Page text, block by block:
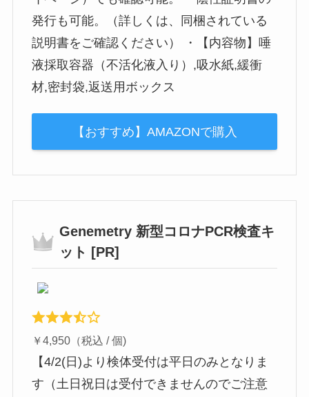
発行も可能。（詳しくは、同梱されている
説明書をご確認ください） ・【内容物】唾
液採取容器（不活化液入り）,吸水紙,緩衝
材,密封袋,返送用ボックス
【おすすめ】AMAZONで購入
Genemetry 新型コロナPCR検査キ
ット [PR]
￥4,950（税込 / 個)
【4/2(日)より検体受付は平日のみとなりま
す（土日祝日は受付できませんのでご注意